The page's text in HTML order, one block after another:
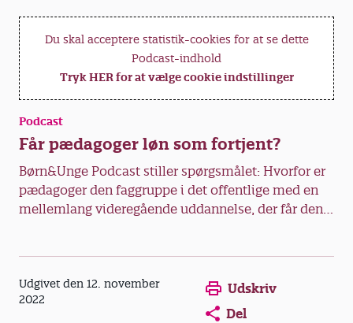
Du skal acceptere statistik-cookies for at se dette
Podcast-indhold
Tryk HER for at vælge cookie indstillinger
Podcast
Får pædagoger løn som fortjent?
Børn&Unge Podcast stiller spørgsmålet: Hvorfor er
pædagoger den faggruppe i det offentlige med en
mellemlang videregående uddannelse, der får den
Udgivet den 12. november
2022
Opens in a new window
Opens in a new
Udskriv
Del